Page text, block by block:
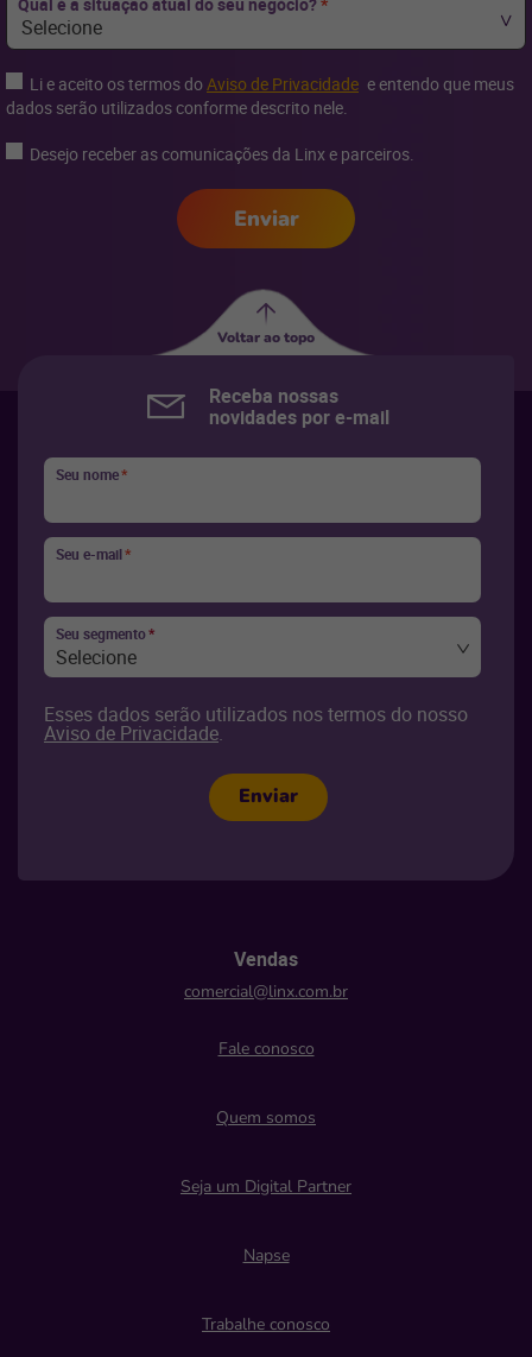
Qual é a situação atual do seu negócio?*
Selecione
Li e aceito os termos doAviso de Privacidade e entendo que meus
dados serão utilizados conforme descrito nele.
Desejo receber as comunicações da Linx e parceiros.
Enviar
Voltar ao topo
Receba nossas
novidades por e-mail
Seu nome*
Seu e-mail*
Seu segmento*
Selecione
Esses dados serão utilizados nos termos do nosso
Aviso de Privacidade.
Enviar
Vendas
comercial@linx.com.br
Fale conosco
Quem somos
Seja um Digital Partner
Napse
Trabalhe conosco